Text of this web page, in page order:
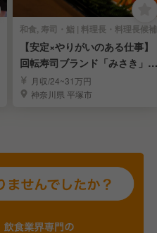
和食, 寿司・鮨 | 料理長・料理長候補
【安定×やりがいのある仕事】
回転寿司ブランド「みさき」料
理長候補を募集！
月収/24~31万円
神奈川県 平塚市